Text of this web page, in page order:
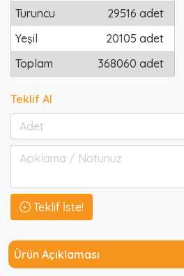
Turuncu
29516 adet
Yeşil
20105 adet
Toplam
368060 adet
Teklif Al
Teklif İste!
Ürün Açıklaması